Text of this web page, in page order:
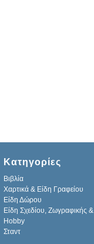
Κατηγορίες
Βιβλία
Χαρτικά & Είδη Γραφείου
Είδη Δώρου
Είδη Σχεδίου, Ζωγραφικής &
Hobby
Σταντ